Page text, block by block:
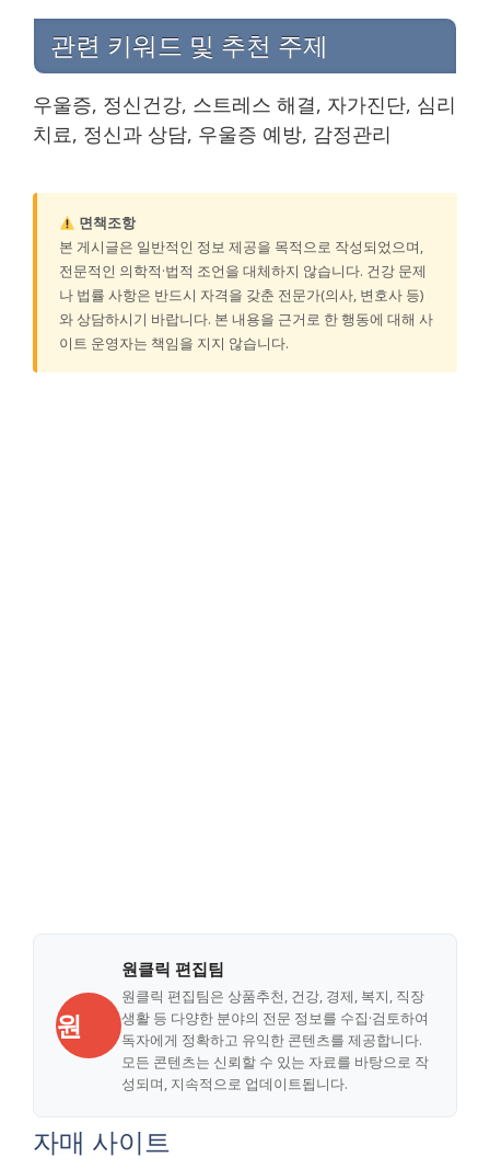
관련 키워드 및 추천 주제
우울증, 정신건강, 스트레스 해결, 자가진단, 심리
치료, 정신과 상담, 우울증 예방, 감정관리
면책조항
본 게시글은 일반적인 정보 제공을 목적으로 작성되었으며,
전문적인 의학적·법적 조언을 대체하지 않습니다. 건강 문제
나 법률 사항은 반드시 자격을 갖춘 전문가(의사, 변호사 등)
와 상담하시기 바랍니다. 본 내용을 근거로 한 행동에 대해 사
이트 운영자는 책임을 지지 않습니다.
원
원클릭 편집팀
원클릭 편집팀은 상품추천, 건강, 경제, 복지, 직장
생활 등 다양한 분야의 전문 정보를 수집·검토하여
독자에게 정확하고 유익한 콘텐츠를 제공합니다.
모든 콘텐츠는 신뢰할 수 있는 자료를 바탕으로 작
성되며, 지속적으로 업데이트됩니다.
자매 사이트